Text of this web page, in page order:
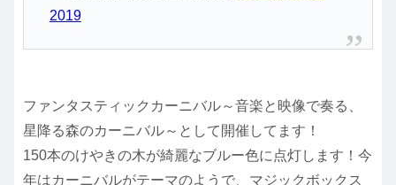
2019
ファンタスティックカーニバル～音楽と映像で奏る、
星降る森のカーニバル～として開催してます！
150本のけやきの木が綺麗なブルー色に点灯します！今
年はカーニバルがテーマのようで、マジックボックス